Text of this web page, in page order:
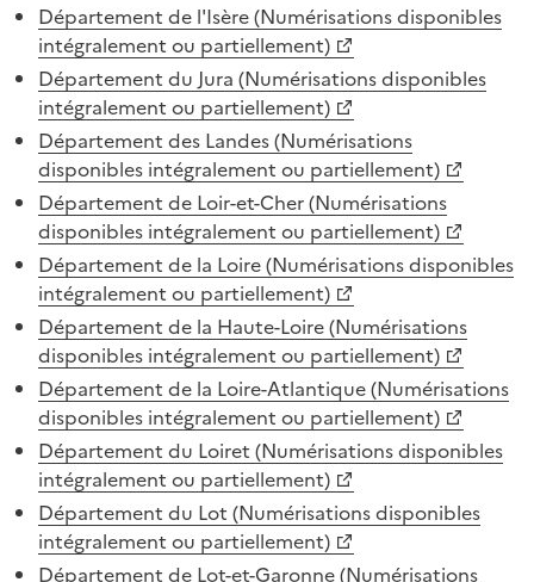
Département de l'Isère (Numérisations disponibles
intégralement ou partiellement)
Département du Jura (Numérisations disponibles
intégralement ou partiellement)
Département des Landes (Numérisations
disponibles intégralement ou partiellement)
Département de Loir-et-Cher (Numérisations
disponibles intégralement ou partiellement)
Département de la Loire (Numérisations disponibles
intégralement ou partiellement)
Département de la Haute-Loire (Numérisations
disponibles intégralement ou partiellement)
Département de la Loire-Atlantique (Numérisations
disponibles intégralement ou partiellement)
Département du Loiret (Numérisations disponibles
intégralement ou partiellement)
Département du Lot (Numérisations disponibles
intégralement ou partiellement)
Département de Lot-et-Garonne (Numérisations